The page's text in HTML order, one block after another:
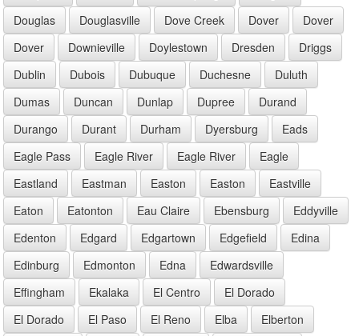
Douglas
Douglasville Dove Creek Dover
Dover
Dover
Downieville Doylestown Dresden
Driggs
Dublin
Dubois Dubuque Duchesne
Duluth
Dumas
Duncan Dunlap Dupree
Durand
Durango
Durant Durham Dyersburg
Eads
Eagle Pass
Eagle River Eagle River
Eagle
Eastland
Eastman Easton Easton
Eastville
Eaton
Eatonton Eau Claire Ebensburg
Eddyville
Edenton
Edgard Edgartown Edgefield
Edina
Edinburg
Edmonton Edna
Edwardsville
Effingham
Ekalaka El Centro
El Dorado
El Dorado
El Paso El Reno Elba
Elberton